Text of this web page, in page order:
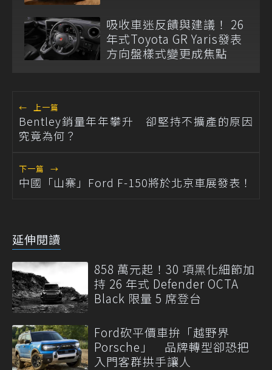
吸收車迷反饋與建議！ 26
年式Toyota GR Yaris發表
方向盤樣式變更成焦點
← 上一篇
Bentley銷量年年攀升 卻堅持不擴產的原因
究竟為何？
下一篇 →
中國「山寨」Ford F-150將於北京車展發表！
延伸閱讀
858 萬元起！30 項黑化細節加
持 26 年式 Defender OCTA
Black 限量 5 席登台
Ford砍平價車拚「越野界
Porsche」 品牌轉型卻恐把
入門客群拱手讓人